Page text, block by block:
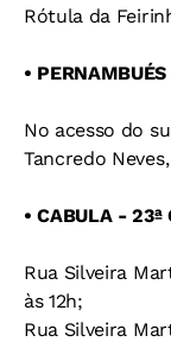
Rótula da
•
No acesso do
Tancredo
• CABULA - 23ª
Rua Silveira
às 12h;
Rua Silveira